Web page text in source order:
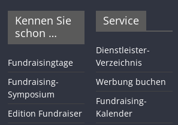
Kennen Sie
schon …
Fundraisingtage
Fundraising-
Symposium
Edition Fundraiser
Service
Dienstleister-
Verzeichnis
Werbung buchen
Fundraising-
Kalender